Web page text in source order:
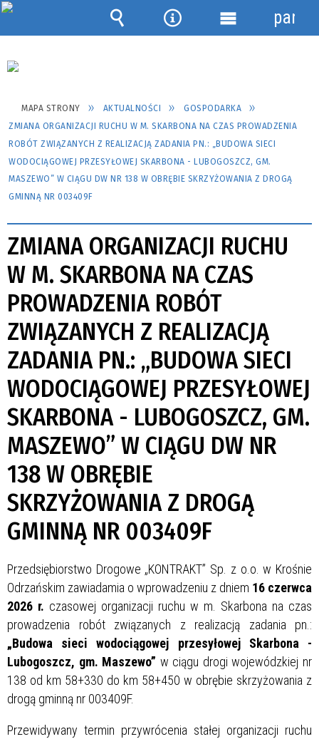
MAPA STRONY AKTUALNOŚCI
GOSPODARKA
ZMIANA ORGANIZACJI RUCHU W M. SKARBONA NA CZAS PROWADZENIA
ROBÓT ZWIĄZANYCH Z REALIZACJĄ ZADANIA PN.: „BUDOWA SIECI
WODOCIĄGOWEJ PRZESYŁOWEJ SKARBONA - LUBOGOSZCZ, GM.
MASZEWO” W CIĄGU DW NR 138 W OBRĘBIE SKRZYŻOWANIA Z DROGĄ
GMINNĄ NR 003409F
ZMIANA ORGANIZACJI RUCHU
W M. SKARBONA NA CZAS
PROWADZENIA ROBÓT
ZWIĄZANYCH Z REALIZACJĄ
ZADANIA PN.: „BUDOWA SIECI
WODOCIĄGOWEJ PRZESYŁOWEJ
SKARBONA - LUBOGOSZCZ, GM.
MASZEWO” W CIĄGU DW NR
138 W OBRĘBIE
SKRZYŻOWANIA Z DROGĄ
GMINNĄ NR 003409F
Przedsiębiorstwo Drogowe „KONTRAKT” Sp. z o.o. w Krośnie
Odrzańskim zawiadamia o wprowadzeniu z dniem 16 czerwca
2026 r. czasowej organizacji ruchu w m. Skarbona na czas
prowadzenia robót związanych z realizacją zadania pn.:
„Budowa sieci wodociągowej przesyłowej Skarbona -
Lubogoszcz, gm. Maszewo” w ciągu drogi wojewódzkiej nr
138 od km 58+330 do km 58+450 w obrębie skrzyżowania z
drogą gminną nr 003409F.
Przewidywany termin przywrócenia stałej organizacji ruchu
Wyszukiwarka
NarzędziaMenu
panel